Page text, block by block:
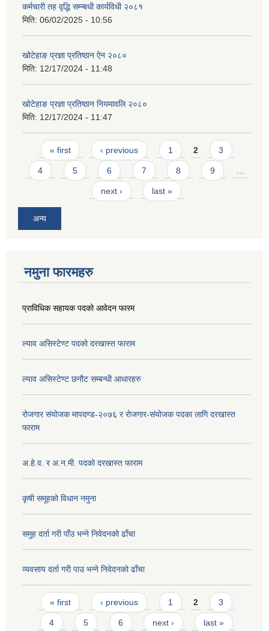
कर्मचारी तह वृद्धि सम्न्बधी कार्यविधी २०८१
मिति: 06/02/2025 - 10:56
खोटेहाङ प्रज्ञा प्रतिष्ठान ऐन २०८०
मिति: 12/17/2024 - 11:48
खोटेहाङ प्रज्ञा प्रतिष्ठान नियमावलि २०८०
मिति: 12/17/2024 - 11:47
Pages
« first ‹ previous 1 2 3
4 5 6 7 8 9
next › last »
अन्य
नमुना फारमहरु
प्राविधिक सहायक पदको आवेदन फारम
ल्याव असिस्टेण्ट पदको दरखास्त फाराम
ल्याव असिस्टेण्ट छनौट सम्बन्धी आधारहरु
रोजगार संयोजक मापदण्ड-२०७६ र रोजगार-संयोजक पदका लागि दरखास्त
फाराम
अ.हे.व. र अ.न.मी. पदको दरखास्त फाराम
कृषी समूहको विधान नमुना
समुह दर्ता गरी पाँउ भन्ने निवेदनको ढाँचा
व्यवसाय दर्ता गरी पाउ भन्ने निवेदनको ढाँचा
Pages
« first ‹ previous 1 2 3
4 5 6 next › last »